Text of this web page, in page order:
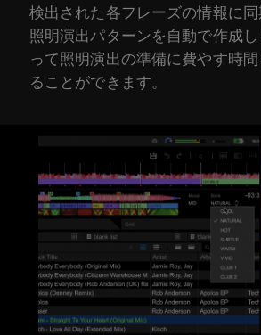
検出された各フレーズの情報に
照明演出パターンを自動で作成
って照明演出の準備に費やす時
ることができます。